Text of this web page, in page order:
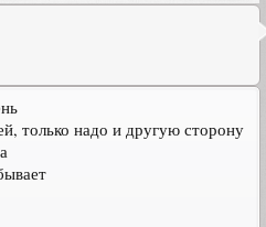
только надо и другую сторону